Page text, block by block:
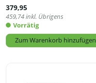
379,95
459,74inkl. Übrigens
Vorrätig
Zum Warenkorb hinzufügen